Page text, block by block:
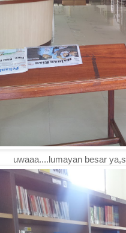
uwaaa....lumayan besar